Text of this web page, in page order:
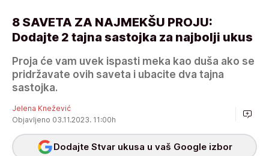
8 SAVETA ZA NAJMEKŠU PROJU:
Dodajte 2 tajna sastojka za najbolji ukus
Proja će vam uvek ispasti meka kao duša ako se
pridržavate ovih saveta i ubacite dva tajna
sastojka.
Jelena Knežević
Objavljeno 03.11.2023. 11:00h
Dodajte Stvar ukusa u vaš Google izbor